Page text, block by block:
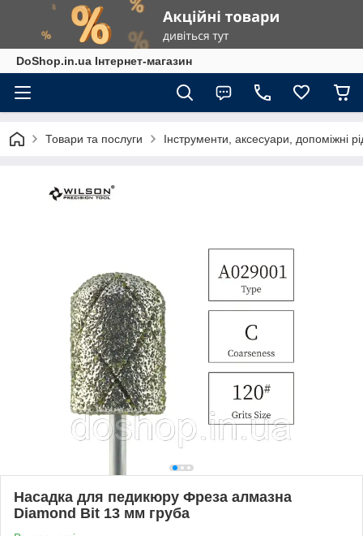
DoShop.in.ua Інтернет-магазин
Товари та послуги Інструменти, аксесуари, допоміжні
Насадка для педикюру Фреза алмазна
Diamond Bit 13 мм груба